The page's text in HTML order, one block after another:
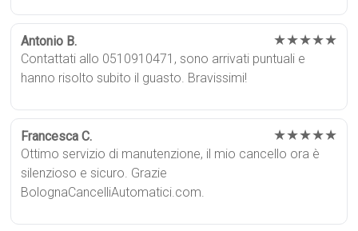
Antonio B. ★★★★★
Contattati allo 0510910471, sono arrivati puntuali e
hanno risolto subito il guasto. Bravissimi!
Francesca C. ★★★★★
Ottimo servizio di manutenzione, il mio cancello ora è
silenzioso e sicuro. Grazie
BolognaCancelliAutomatici.com.